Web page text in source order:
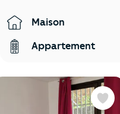
Maison
Appartement